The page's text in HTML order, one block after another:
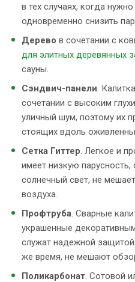
в тех случаях, когда
одновременно снизить
Дерево в сочетании с
для элитных деревянных
сауны.
Сэндвич-панели .
сочетании с высоким
уличный шум, поэтому их
стоящих вдоль
Сетка Гиттер . Легкое и
имеет низкую
солнечный свет, не
воздуха.
Профтруба . Сварные
украшенные
служат надежной защитой
же время, не мешают
Поликарбонат . Сотовой